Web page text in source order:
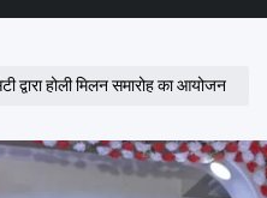
द्वारा होली मिलन समारोह का आयोजन